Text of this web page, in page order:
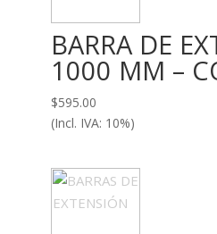
BARRA DE
1000 MM –
$595.00
(Incl. IVA: 10%)